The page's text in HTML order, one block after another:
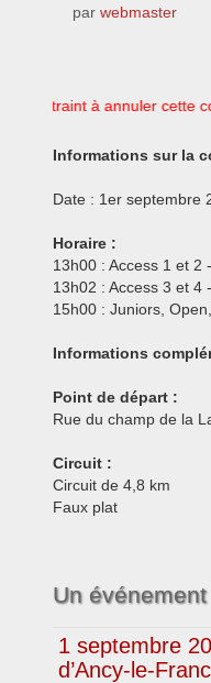
par webmaster
contraint à annuler cette
Informations sur la
Date : 1er septembre
Horaire :
13h00 : Access 1 et 2
13h02 : Access 3 et 4
15h00 : Juniors,
Informations
Point de départ :
Rue du champ de la
Circuit :
Circuit de 4,8 km
Faux plat
Un
1 septembre
d’Ancy-le-